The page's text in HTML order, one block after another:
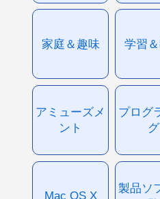
家庭＆趣味 学習
アミューズメ
ント
プログ
グ
Mac OS X
製品ソ